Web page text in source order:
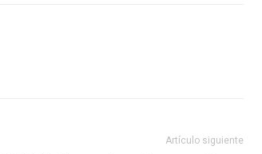
Artículo siguiente